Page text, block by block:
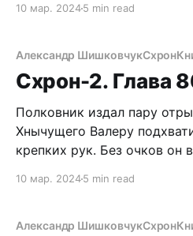
как мог, старался унять
Адреналин лучше
состоится, конечно.
10 мар. 20245 min read
Александр ШишковчукСхрон
Схрон-2. Глава
Полковник издал пару
Хнычущего Валеру
крепких рук. Без очков он
исчез, скрытый десятками
Причем жестко. Не скрою,
10 мар. 20245 min read
Александр ШишковчукСхрон